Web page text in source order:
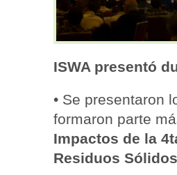
ISWA presentó
• Se presentaron
formaron parte
Impactos de la
Residuos Sólidos